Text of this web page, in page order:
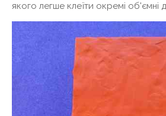
якого легше клеїти окремі об'ємні